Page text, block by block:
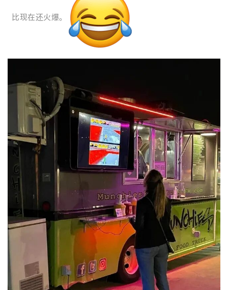
比现在还火爆。